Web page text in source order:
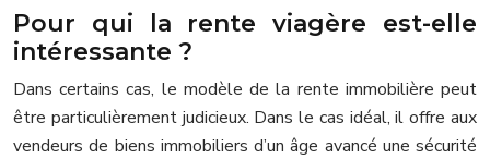
Pour qui la rente viagère est-elle
intéressante ?
Dans certains cas, le modèle de la rente immobilière peut
être particulièrement judicieux. Dans le cas idéal, il offre aux
vendeurs de biens immobiliers d’un âge avancé une sécurité